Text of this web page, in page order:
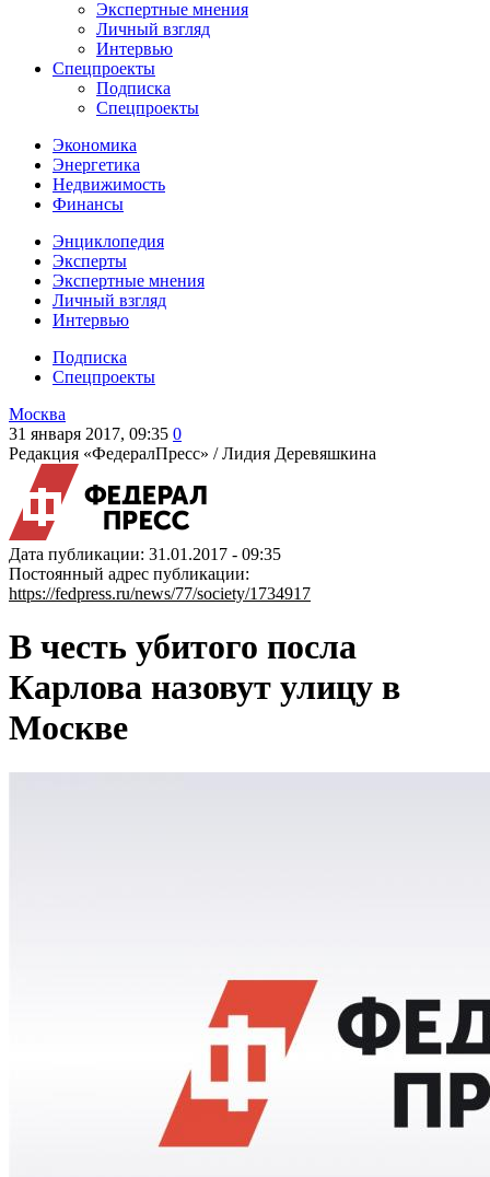
Экспертные мнения
Личный взгляд
Интервью
Спецпроекты
Подписка
Спецпроекты
Экономика
Энергетика
Недвижимость
Финансы
Энциклопедия
Эксперты
Экспертные мнения
Личный взгляд
Интервью
Подписка
Спецпроекты
Москва
31 января 2017, 09:35 0
Редакция «ФедералПресс» /Лидия Деревяшкина
Дата публикации: 31.01.2017 - 09:35
Постоянный адрес публикации:
https://fedpress.ru/news/77/society/1734917
В честь убитого посла
Карлова назовут улицу в
Москве